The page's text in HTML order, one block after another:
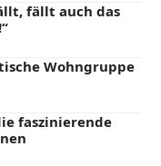
fällt auch das
Wohngruppe
faszinierende